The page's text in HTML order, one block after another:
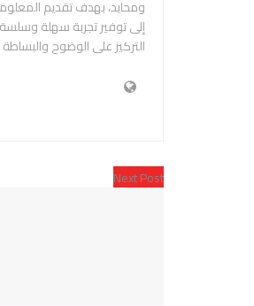
إلى توفير تجربة سهلة
التركيز على الوضوح
Next Post